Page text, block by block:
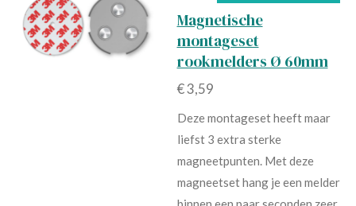
Magnetische
montageset
rookmelders Ø 60mm
€ 3,59
Deze montageset heeft maar
liefst 3 extra sterke
magneetpunten. Met deze
magneetset hang je een melder